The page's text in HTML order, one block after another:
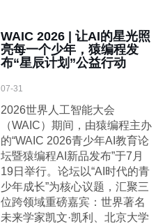
WAIC 2026 | 让AI的星光照
亮每一个少年，猿编程发
布“星辰计划”公益行动
07-31
2026世界人工智能大会
（WAIC）期间，由猿编程主办
的“WAIC 2026青少年AI教育论
坛暨猿编程AI新品发布”于7月
19日举行。论坛以“AI时代的青
少年成长”为核心议题，汇聚三
位跨领域重磅嘉宾：世界著名
未来学家凯文·凯利、北京大学